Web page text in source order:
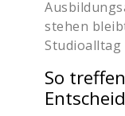
stehen
Studioalltag
So